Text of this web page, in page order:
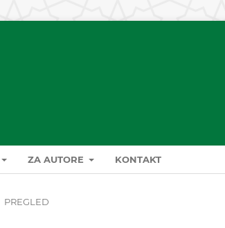
ZA AUTORE KONTAKT
PREGLED